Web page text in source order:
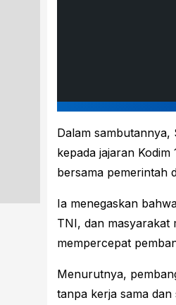
Dalam sambutannya,
kepada jajaran Kodim
bersama pemerintah
Ia menegaskan
TNI, dan masyarakat
mempercepat
Menurutnya,
tanpa kerja sama